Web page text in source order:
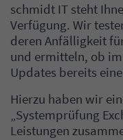
schmidt IT steht
Verfügung. Wir
deren Anfälligkeit
und ermitteln, ob
Updates bereits
Hierzu haben wir
„Systemprüfung
Leistungen